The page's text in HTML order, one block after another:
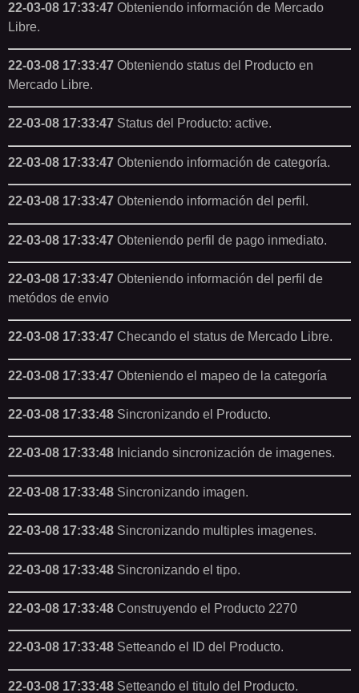
22-03-08 17:33:47 Obteniendo información de Mercado
Libre.
22-03-08 17:33:47 Obteniendo status del Producto en
Mercado Libre.
22-03-08 17:33:47 Status del Producto: active.
22-03-08 17:33:47 Obteniendo información de categoría.
22-03-08 17:33:47 Obteniendo información del perfil.
22-03-08 17:33:47 Obteniendo perfil de pago inmediato.
22-03-08 17:33:47 Obteniendo información del perfil de
metódos de envio
22-03-08 17:33:47 Checando el status de Mercado Libre.
22-03-08 17:33:47 Obteniendo el mapeo de la categoría
22-03-08 17:33:48 Sincronizando el Producto.
22-03-08 17:33:48 Iniciando sincronización de imagenes.
22-03-08 17:33:48 Sincronizando imagen.
22-03-08 17:33:48 Sincronizando multiples imagenes.
22-03-08 17:33:48 Sincronizando el tipo.
22-03-08 17:33:48 Construyendo el Producto 2270
22-03-08 17:33:48 Setteando el ID del Producto.
22-03-08 17:33:48 Setteando el titulo del Producto.